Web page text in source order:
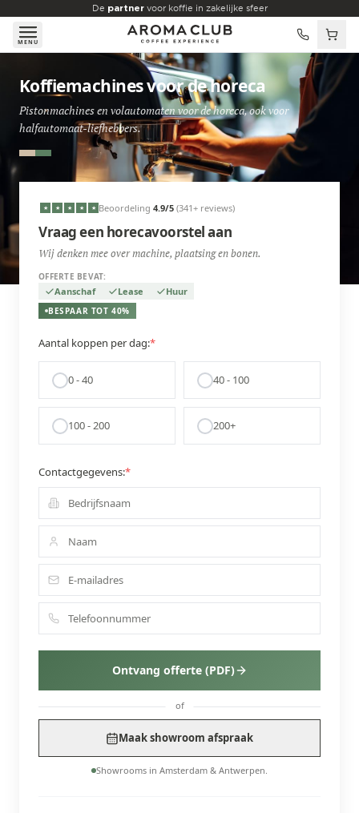
Skip to main content
De partnervoor koffie in zakelijke sfeer
MENU
Koffiemachines voor de horeca
Pistonmachines en volautomaten voor de horeca, ook voor
halfautomaat-liefhebbers.
★ ★ ★ ★ ★ Beoordeling 4.9/5 (341+ reviews)
Vraag een horecavoorstel aan
Wij denken mee over machine, plaatsing en bonen.
OFFERTE BEVAT:
Aanschaf Lease Huur
BESPAAR TOT 40%
Aantal koppen per dag:*
0 - 40 40 - 100
100 - 200 200+
Contactgegevens:*
Ontvang offerte (PDF)
of
Maak showroom afspraak
Showrooms in Amsterdam & Antwerpen.